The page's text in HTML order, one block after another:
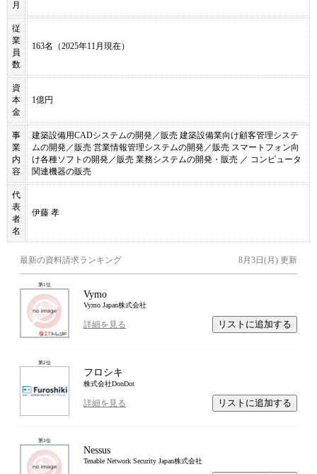
月
従
業
員
数
163名（2025年11月現在）
資
本
金
1億円
事
業
内
容
建築設備用CADシステムの開発／販売 建築設備業向け顧客管理システ
ムの開発／販売 営業情報管理システムの開発／販売 スマートフォン向
け各種ソフトの開発／販売 業務システムの開発・販売 ／ コンピュータ
関連機器の販売
代
表
者
名
伊藤 孝
最新の資料請求ランキング 8月3日(月) 更新
第1位
Vymo
Vymo Japan株式会社
詳細を見る リストに追加する
第2位
フロシキ
株式会社DonDot
詳細を見る リストに追加する
第3位
Nessus
Tenable Network Security Japan株式会社